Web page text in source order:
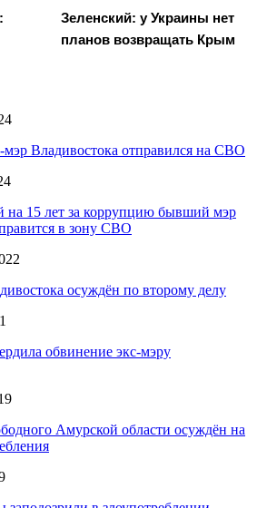
Зеленский: у Украины нет
планов возвращать Крым
Владивостока отправился на СВО
на 15 лет за коррупцию бывший мэр
в зону СВО
осуждён по второму делу
обвинение экс-мэру
Амурской области осуждён на